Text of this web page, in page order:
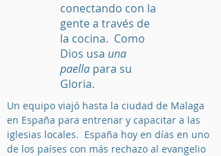
conectando con la
gente a través de
la cocina. Como
Dios usa una
paella para su
Gloria.
Un equipo viajó hasta la ciudad de Malaga
en España para entrenar y capacitar a las
iglesias locales. España hoy en días en uno
de los países con más rechazo al evangelio